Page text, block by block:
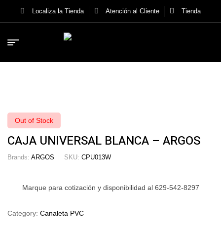
Localiza la Tienda Atención al Cliente Tienda
Out of Stock
CAJA UNIVERSAL BLANCA – ARGOS
Brands: ARGOS SKU: CPU013W
Marque para cotización y disponibilidad al 629-542-8297
Category: Canaleta PVC